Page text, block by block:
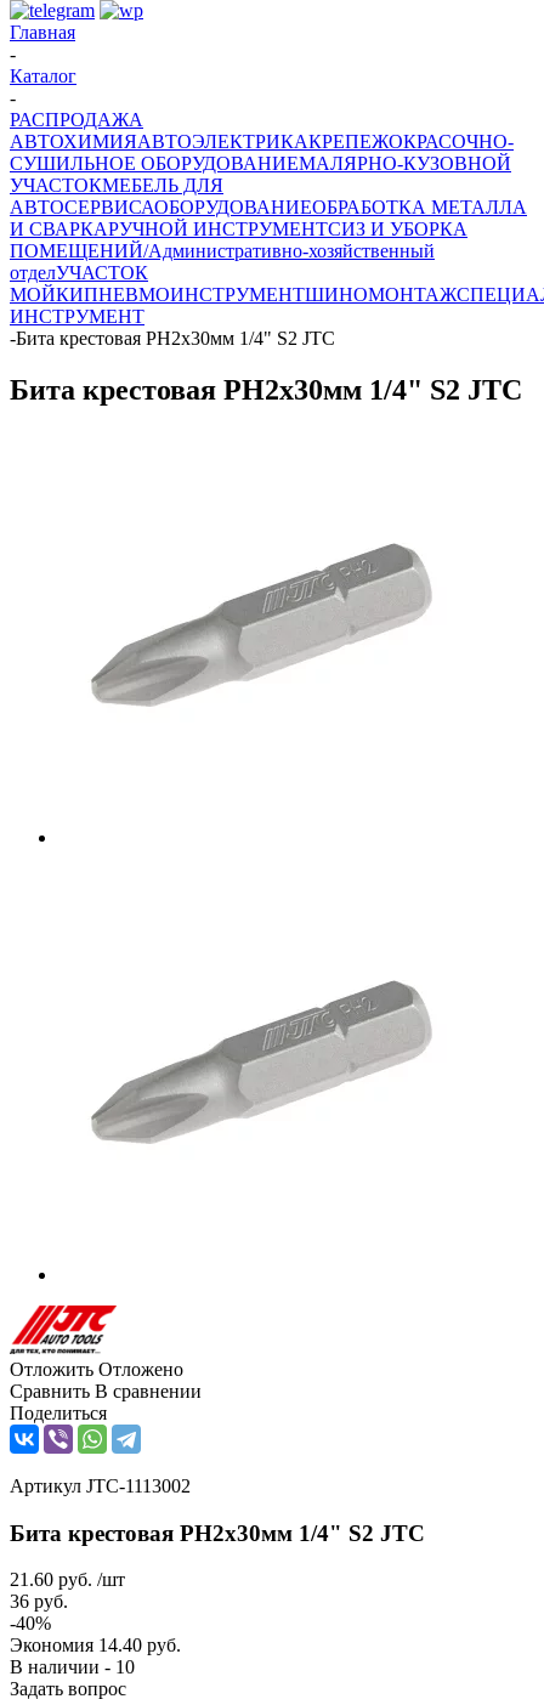
Главная
-
Каталог
-
РАСПРОДАЖА
АВТОХИМИЯАВТОЭЛЕКТРИКАКРЕПЕЖОКРАСОЧНО-
СУШИЛЬНОЕ ОБОРУДОВАНИЕМАЛЯРНО-КУЗОВНОЙ
УЧАСТОКМЕБЕЛЬ ДЛЯ
АВТОСЕРВИСАОБОРУДОВАНИЕОБРАБОТКА МЕТАЛЛА
И СВАРКАРУЧНОЙ ИНСТРУМЕНТСИЗ И УБОРКА
ПОМЕЩЕНИЙ/Административно-хозяйственный
отделУЧАСТОК
МОЙКИПНЕВМОИНСТРУМЕНТШИНОМОНТАЖ
ИНСТРУМЕНТ
-Бита крестовая PH2х30мм 1/4" S2 JTC
Бита крестовая PH2х30мм 1/4" S2 JTC
Отложить Отложено
Сравнить В сравнении
Поделиться
Артикул JTC-1113002
Бита крестовая PH2х30мм 1/4" S2 JTC
21.60 руб. /шт
36 руб.
-40%
Экономия 14.40 руб.
В наличии - 10
Задать вопрос